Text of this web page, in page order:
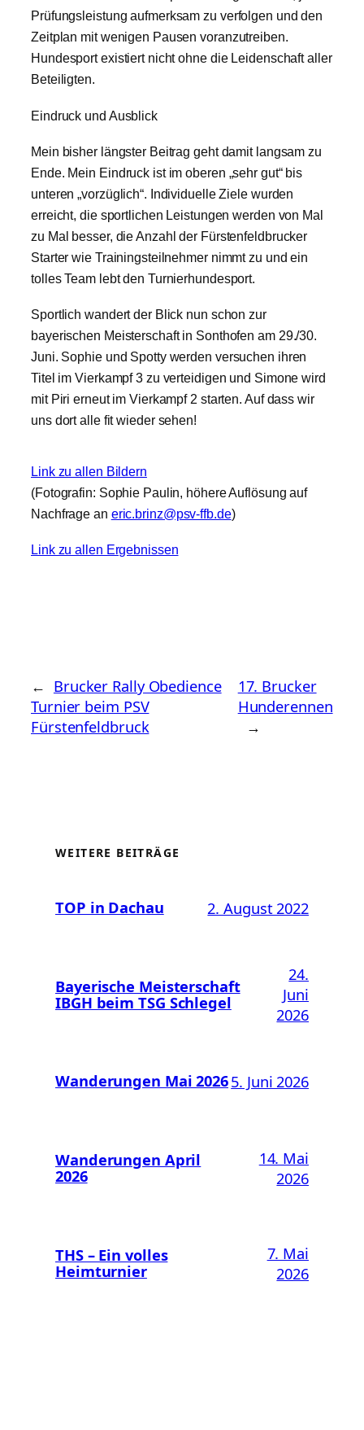
Prüfungsleistung aufmerksam zu verfolgen und den
Zeitplan mit wenigen Pausen voranzutreiben.
Hundesport existiert nicht ohne die Leidenschaft aller
Beteiligten.
Eindruck und Ausblick
Mein bisher längster Beitrag geht damit langsam zu
Ende. Mein Eindruck ist im oberen „sehr gut“ bis
unteren „vorzüglich“. Individuelle Ziele wurden
erreicht, die sportlichen Leistungen werden von Mal
zu Mal besser, die Anzahl der Fürstenfeldbrucker
Starter wie Trainingsteilnehmer nimmt zu und ein
tolles Team lebt den Turnierhundesport.
Sportlich wandert der Blick nun schon zur
bayerischen Meisterschaft in Sonthofen am 29./30.
Juni. Sophie und Spotty werden versuchen ihren
Titel im Vierkampf 3 zu verteidigen und Simone wird
mit Piri erneut im Vierkampf 2 starten. Auf dass wir
uns dort alle fit wieder sehen!
Link zu allen Bildern
(Fotografin: Sophie Paulin, höhere Auflösung auf
Nachfrage an eric.brinz@psv-ffb.de)
Link zu allen Ergebnissen
← Brucker Rally Obedience
Turnier beim PSV
Fürstenfeldbruck
17. Brucker
Hunderennen
→
WEITERE BEITRÄGE
TOP in Dachau 2. August 2022
Bayerische Meisterschaft
IBGH beim TSG Schlegel
24.
Juni
2026
Wanderungen Mai 20265. Juni 2026
Wanderungen April
2026
14. Mai
2026
THS – Ein volles
Heimturnier
7. Mai
2026